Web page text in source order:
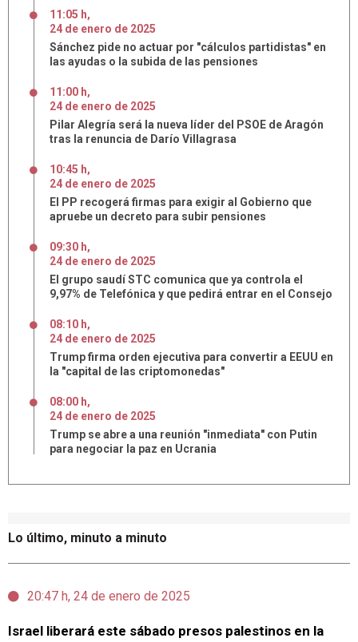
Lo último, minuto a minuto
20:47 h, 24 de enero de 2025
Israel liberará este sábado presos palestinos en la
11:05 h,
24 de enero de 2025
Sánchez pide no actuar por "cálculos partidistas" en
las ayudas o la subida de las pensiones
11:00 h,
24 de enero de 2025
Pilar Alegría será la nueva líder del PSOE de Aragón
tras la renuncia de Darío Villagrasa
10:45 h,
24 de enero de 2025
El PP recogerá firmas para exigir al Gobierno que
apruebe un decreto para subir pensiones
09:30 h,
24 de enero de 2025
El grupo saudí STC comunica que ya controla el
9,97% de Telefónica y que pedirá entrar en el Consejo
08:10 h,
24 de enero de 2025
Trump firma orden ejecutiva para convertir a EEUU en
la "capital de las criptomonedas"
08:00 h,
24 de enero de 2025
Trump se abre a una reunión "inmediata" con Putin
para negociar la paz en Ucrania